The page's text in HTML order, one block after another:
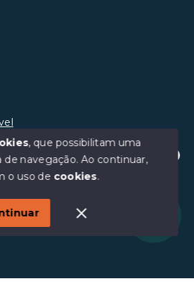
disponíveis para te ajudar.
Oliveira Couto - Todos os
, que possibilitam uma
de navegação.Ao continuar,
o uso de cookies.